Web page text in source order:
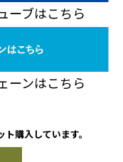
ーブはこちら
ーンはこちら
購入しています。